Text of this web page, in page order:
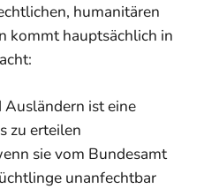
humanitären
kommt hauptsächlich in
ist eine
zu erteilen
sie vom Bundesamt
unanfechtbar